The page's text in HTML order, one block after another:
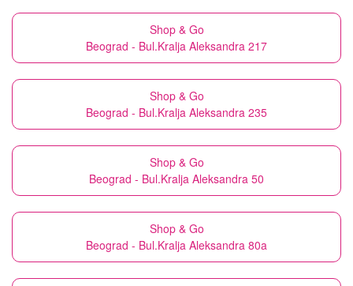
Shop & Go
Beograd - Bul.Kralja Aleksandra 217
Shop & Go
Beograd - Bul.Kralja Aleksandra 235
Shop & Go
Beograd - Bul.Kralja Aleksandra 50
Shop & Go
Beograd - Bul.Kralja Aleksandra 80a